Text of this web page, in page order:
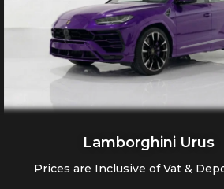
Lamborghini Urus
Prices are Inclusive of Vat &